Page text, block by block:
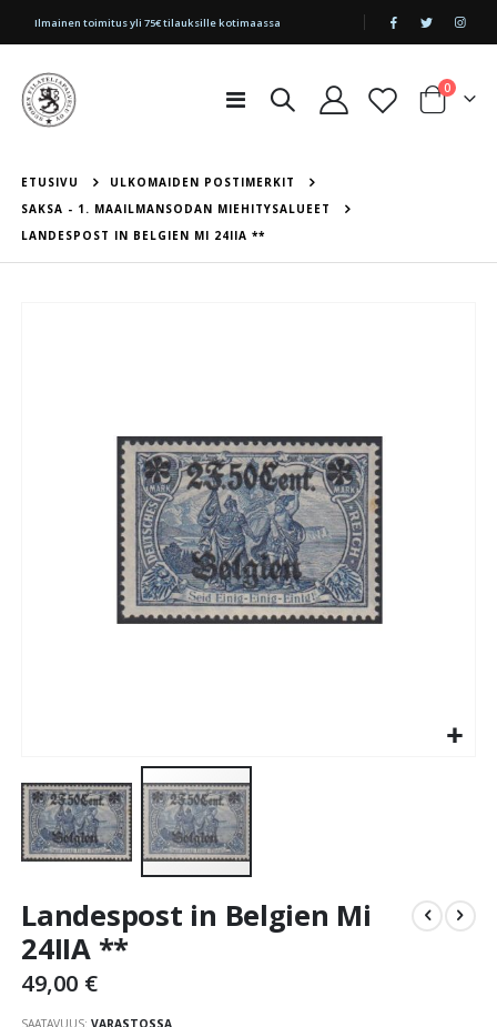
|
Ilmainen toimitus yli 75€ tilauksille kotimaassa
Toggle
Cart
0tuotetta
ETUSIVU
ULKOMAIDEN POSTIMERKIT
SAKSA - 1. MAAILMANSODAN MIEHITYSALUEET
LANDESPOST IN BELGIEN MI 24IIA **
to
beginning
of
Landespost in Belgien Mi
24IIA **
49,00 €